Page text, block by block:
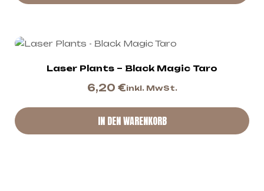
Laser Plants – Black Magic Taro
6,20 €inkl. MwSt.
IN DEN WARENKORB